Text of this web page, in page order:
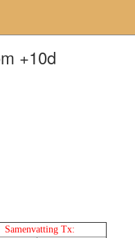
+10d
Samenvatting Tx: